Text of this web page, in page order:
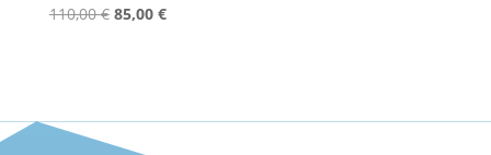
110,00€ Ursprünglicher
85,00 €Aktueller